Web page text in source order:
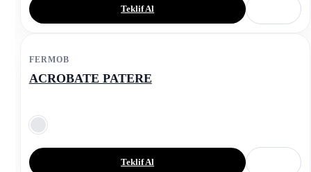
Teklif Al
FERMOB
ACROBATE PATERE
Teklif Al